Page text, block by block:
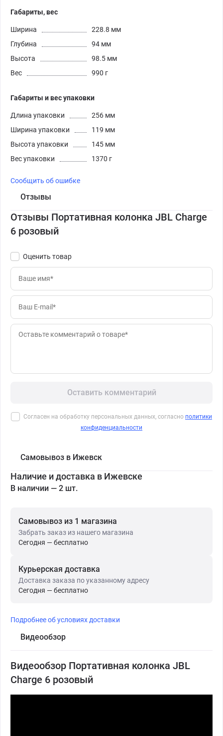
Габариты, вес
Ширина
228.8 мм
Глубина
94 мм
Высота
98.5 мм
Вес
990 г
Габариты и вес упаковки
Длина упаковки
256 мм
Ширина упаковки
119 мм
Высота упаковки
145 мм
Вес упаковки
1370 г
Сообщить об ошибке
Отзывы
Отзывы Портативная колонка JBL Charge
6 розовый
Оценить товар
Оставить комментарий
Согласен на обработку персональных данных, согласно политики
конфиденциальности
Самовывоз в Ижевск
Наличие и доставка в Ижевске
В наличии — 2 шт.
Самовывоз из 1 магазина
Забрать заказ из нашего магазина
Сегодня — бесплатно
Курьерская доставка
Доставка заказа по указанному адресу
Сегодня — бесплатно
Подробнее об условиях доставки
Видеообзор
Видеообзор Портативная колонка JBL
Charge 6 розовый